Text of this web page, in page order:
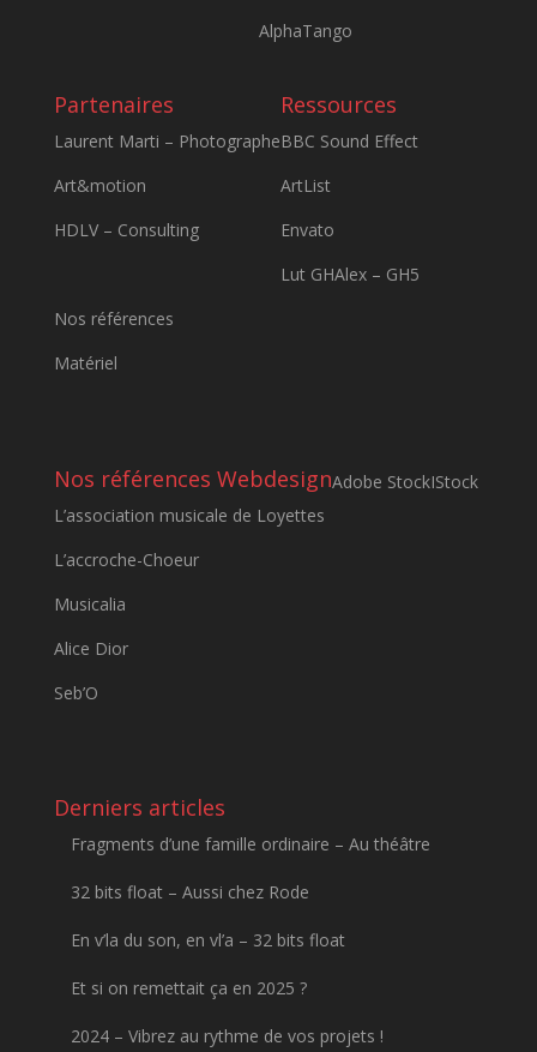
AlphaTango
Partenaires
Laurent Marti – Photographe
Art&motion
HDLV – Consulting
Nos références
Matériel
Ressources
BBC Sound Effect
ArtList
Envato
Lut GHAlex – GH5
Nos références Webdesign
L’association musicale de Loyettes
L’accroche-Choeur
Musicalia
Alice Dior
Seb’O
Adobe StockIStock
Derniers articles
Fragments d’une famille ordinaire – Au théâtre
32 bits float – Aussi chez Rode
En v’la du son, en vl’a – 32 bits float
Et si on remettait ça en 2025 ?
2024 – Vibrez au rythme de vos projets !